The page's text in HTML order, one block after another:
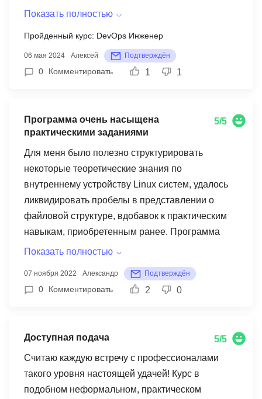
можно задать свои любые вопросы в онлайн
Показать полностью
Пройденный курс: DevOps Инженер
06 мая 2024 Алексей Подтверждён
0 Комментировать 1 1
Программа очень насыщена
практическими заданиями
5/5
Для меня было полезно структурировать
некоторые теоретические знания по
внутреннему устройству Linux систем, удалось
ликвидировать пробелы в представлении о
файловой структуре, вдобавок к практическим
навыкам, приобретенным ранее. Программа
очень насыщена практическими заданиями, что
очень доброжелателен и открыт для обсуждения
сложных в понимании моментов.
слушателями. Спасибо!
Показать полностью
07 ноября 2022 Александр Подтверждён
0 Комментировать 2 0
Доступная подача
5/5
Считаю каждую встречу с профессионалами
такого уровня настоящей удачей! Курс в
подобном неформальном, практическом